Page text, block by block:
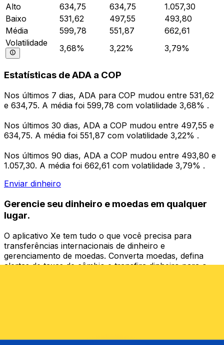
Alto
634,75 634,75
1.057,30
Baixo
531,62 497,55
493,80
Média
599,78 551,87
662,61
Volatilidade
3,68% 3,22% 3,79%
Estatísticas de ADA a COP
Nos últimos 7 dias, ADA para COP mudou entre 531,62
e 634,75. A média foi 599,78 com volatilidade 3,68% .
Nos últimos 30 dias, ADA a COP mudou entre 497,55 e
634,75. A média foi 551,87 com volatilidade 3,22% .
Nos últimos 90 dias, ADA a COP mudou entre 493,80 e
1.057,30. A média foi 662,61 com volatilidade 3,79% .
Enviar dinheiro
Gerencie seu dinheiro e moedas em qualquer
lugar.
O aplicativo Xe tem tudo o que você precisa para
transferências internacionais de dinheiro e
gerenciamento de moedas. Converta moedas, defina
alertas de taxas de câmbio e transfira dinheiro para o